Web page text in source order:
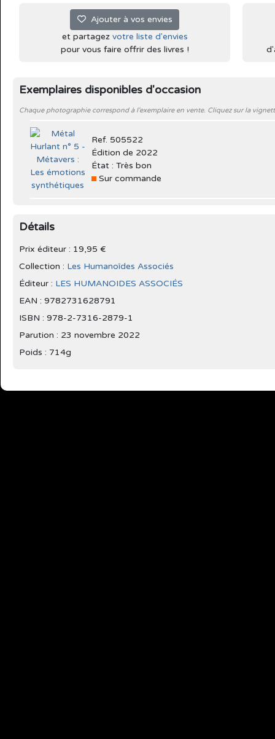
Ajouter à vos envies
et partagez votre liste d'envies
pour vous faire offrir des livres !
Exemplaires disponibles d'occasion
Chaque photographie correspond à l'exemplaire en vente. Cliquez sur la
Ref. 505522
Édition de 2022
État : Très bon
Sur commande
Détails
Prix éditeur : 19,95 €
Collection : Les Humanoîdes Associés
Éditeur : LES HUMANOIDES ASSOCIÉS
EAN : 9782731628791
ISBN : 978-2-7316-2879-1
Parution : 23 novembre 2022
Poids : 714g